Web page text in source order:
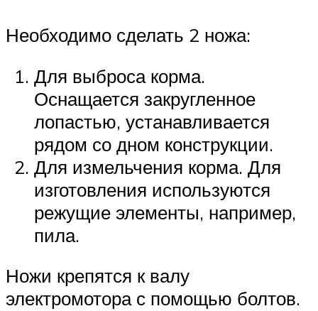
Необходимо сделать 2 ножа:
Для выброса корма.
Оснащается закругленное
лопастью, устанавливается
рядом со дном конструкции.
Для измельчения корма. Для
изготовления используются
режущие элементы, например,
пила.
Ножи крепятся к валу
электромотора с помощью болтов.